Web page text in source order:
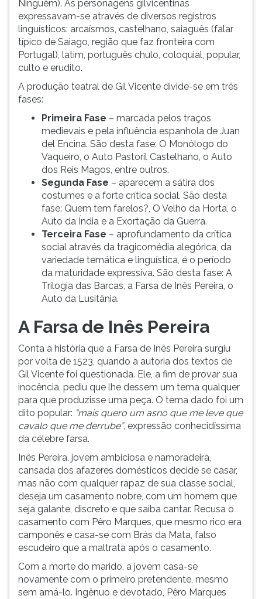
Ninguém). As personagens gilvicentinas
expressavam-se através de diversos registros
linguísticos: arcaísmos, castelhano, saiaguês (falar
típico de Saiago, região que faz fronteira com
Portugal), latim, português chulo, coloquial, popular,
culto e erudito.
A produção teatral de Gil Vicente divide-se em três
fases:
Primeira Fase – marcada pelos traços
medievais e pela influência espanhola de Juan
del Encina. São desta fase: O Monólogo do
Vaqueiro, o Auto Pastoril Castelhano, o Auto
dos Reis Magos, entre outros.
Segunda Fase – aparecem a sátira dos
costumes e a forte crítica social. São desta
fase: Quem tem farelos?, O Velho da Horta, o
Auto da Índia e a Exortação da Guerra.
Terceira Fase – aprofundamento da crítica
social através da tragicomédia alegórica, da
variedade temática e linguística, é o período
da maturidade expressiva. São desta fase: A
Trilogia das Barcas, a Farsa de Inês Pereira, o
Auto da Lusitânia.
A Farsa de Inês Pereira
Conta a história que a Farsa de Inês Pereira surgiu
por volta de 1523, quando a autoria dos textos de
Gil Vicente foi questionada. Ele, a fim de provar sua
inocência, pediu que lhe dessem um tema qualquer
para que produzisse uma peça. O tema dado foi um
dito popular: “mais quero um asno que me leve que
cavalo que me derrube”, expressão conhecidíssima
da célebre farsa.
Inês Pereira, jovem ambiciosa e namoradeira,
cansada dos afazeres domésticos decide se casar,
mas não com qualquer rapaz de sua classe social,
deseja um casamento nobre, com um homem que
seja galante, discreto e que saiba cantar. Recusa o
casamento com Pêro Marques, que mesmo rico era
camponês e casa-se com Brás da Mata, falso
escudeiro que a maltrata após o casamento.
Com a morte do marido, a jovem casa-se
novamente com o primeiro pretendente, mesmo
sem amá-lo. Ingênuo e devotado, Pêro Marques